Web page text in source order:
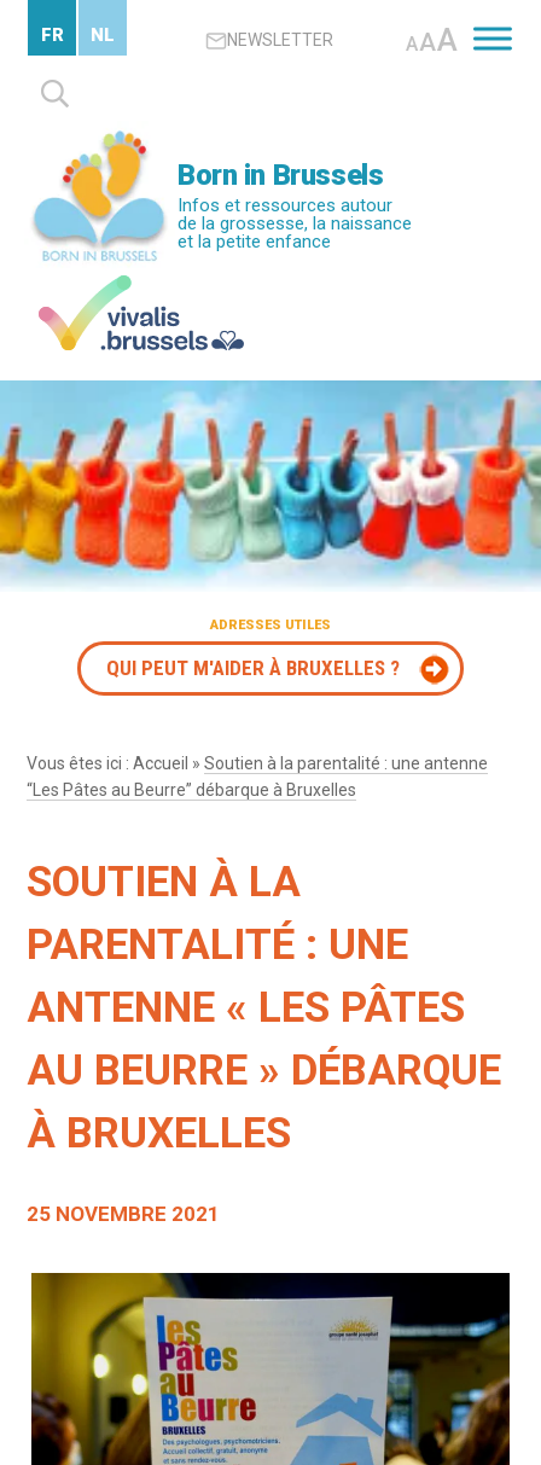
contenu
principal
NEWSLETTER AAA
Rechercher :
FR NL
Born in Brussels
Infos et ressources autour
de la grossesse, la naissance
et la petite enfance
ADRESSES UTILES
QUI PEUT M'AIDER À BRUXELLES ?
Vous êtes ici :Accueil »Soutien à la parentalité : une antenne
“Les Pâtes au Beurre” débarque à Bruxelles
SOUTIEN À LA
PARENTALITÉ : UNE
ANTENNE « LES PÂTES
AU BEURRE » DÉBARQUE
À BRUXELLES
25 NOVEMBRE 2021